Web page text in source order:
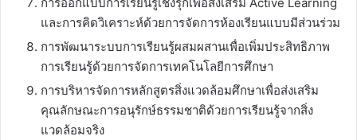
และการคิดวิเคราะห์ด้วยการจัดการห้องเรียนแบบมีส่วนร่วม
การพัฒนาระบบการเรียนรู้ผสมผสานเพื่อเพิ่มประสิทธิภาพ
การเรียนรู้ด้วยการจัดการเทคโนโลยีการศึกษา
การบริหารจัดการหลักสูตรสิ่งแวดล้อมศึกษาเพื่อส่งเสริม
คุณลักษณะการอนุรักษ์ธรรมชาติด้วยการเรียนรู้จากสิ่ง
แวดล้อมจริง